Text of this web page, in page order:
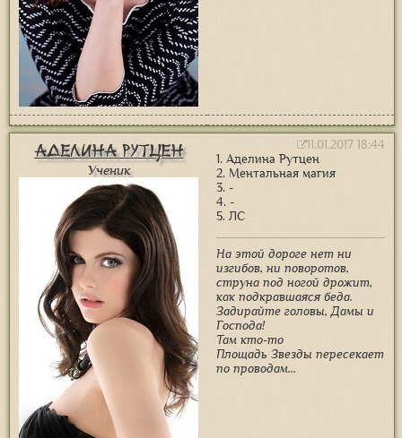
Аделина Рутцен
Ученик
11.01.2017 18:44
1. Аделина Рутцен
2. Ментальная магия
3. -
4. -
5. ЛС
На этой дороге нет ни
изгибов, ни поворотов,
струна под ногой дрожит,
как подкравшаяся беда.
Задирайте головы, Дамы и
Господа!
Там кто-то
Площадь Звезды пересекает
по проводам...